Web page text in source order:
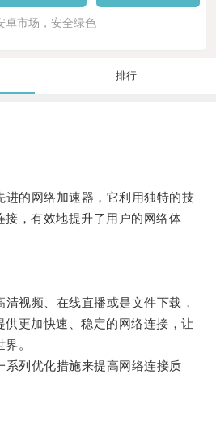
卓市场，安全绿色
排行
的网络加速器，它利用独特的技
接，有效地提升了用户的网络体
视频、在线直播或是文件下载，
供更加快速、稳定的网络连接，让
。
列优化措施来提高网络连接质